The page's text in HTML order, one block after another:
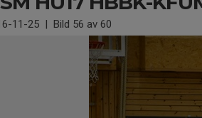
11-25 | Bild 56 av 60